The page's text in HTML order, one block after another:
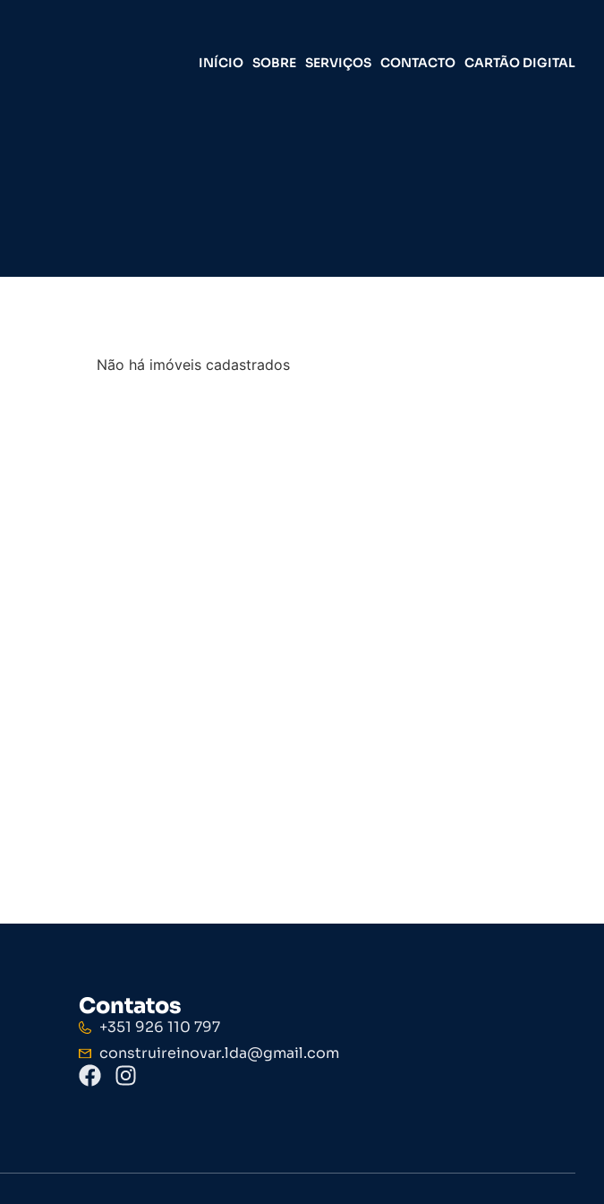
INÍCIO SOBRE SERVIÇOS CONTACTO CARTÃO DIGITAL
Não há imóveis cadastrados
Contatos
+351 926 110 797
construireinovar.lda@gmail.com